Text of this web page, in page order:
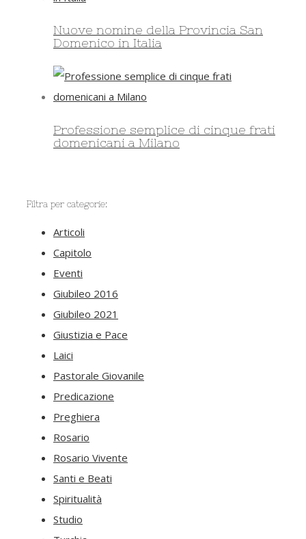
Nuove nomine della Provincia San
Domenico in Italia
Professione semplice di cinque frati
domenicani a Milano
Filtra per categorie:
Articoli
Capitolo
Eventi
Giubileo 2016
Giubileo 2021
Giustizia e Pace
Laici
Pastorale Giovanile
Predicazione
Preghiera
Rosario
Rosario Vivente
Santi e Beati
Spiritualità
Studio